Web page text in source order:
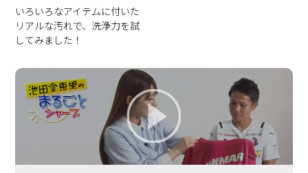
いろいろなアイテムに付いた
リアルな汚れで、洗浄力を試
してみました！